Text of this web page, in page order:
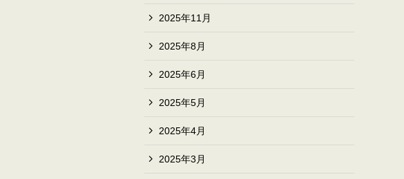
2025年11月
2025年8月
2025年6月
2025年5月
2025年4月
2025年3月